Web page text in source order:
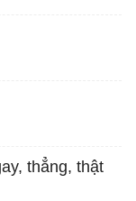
thẳng, thật